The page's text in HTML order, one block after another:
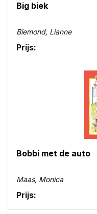
Big biek
Biemond, Lianne
Prijs:
Bobbi met de auto
Maas, Monica
Prijs: